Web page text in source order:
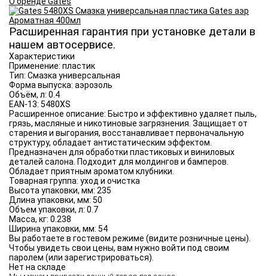
Расширенная гарантия при установке детали в
нашем автосервисе.
Характеристики
Применение: пластик
Тип: Смазка универсальная
Форма выпуска: аэрозоль
Объём, л: 0.4
EAN-13: 5480XS
Расширенное описание: Быстро и эффективно удаляет пыль,
грязь, масляные и никотиновые загрязнения. Защищает от
старения и выгорания, восстанавливает первоначальную
структуру, обладает антистатическим эффектом.
Предназначен для обработки пластиковых и виниловых
деталей салона. Подходит для молдингов и бамперов.
Обладает приятным ароматом клубники.
Товарная группа: уход и очистка
Высота упаковки, мм: 235
Длина упаковки, мм: 50
Объем упаковки, л: 0.7
Масса, кг: 0.238
Ширина упаковки, мм: 54
Вы работаете в гостевом режиме (видите розничные цены).
Чтобы увидеть свои цены, вам нужно войти под своим
паролем (или зарегистрироваться).
Нет на складе